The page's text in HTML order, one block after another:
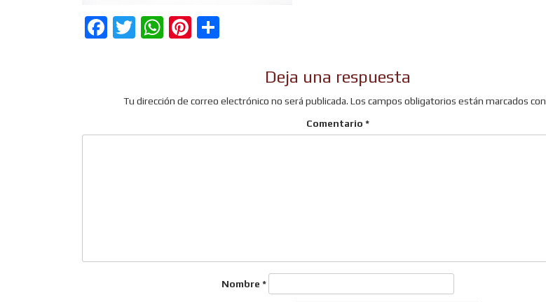
Facebook
Twitter
WhatsApp
Pinterest
Deja una respuesta
Tu dirección de correo electrónico no será publicada. Los campos obligatorios están marcados con
Comentario *
Nombre *